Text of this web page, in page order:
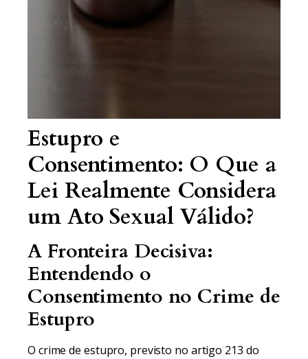
Estupro e
Consentimento: O Que a
Lei Realmente Considera
um Ato Sexual Válido?
A Fronteira Decisiva:
Entendendo o
Consentimento no Crime de
Estupro
O crime de estupro, previsto no artigo 213 do